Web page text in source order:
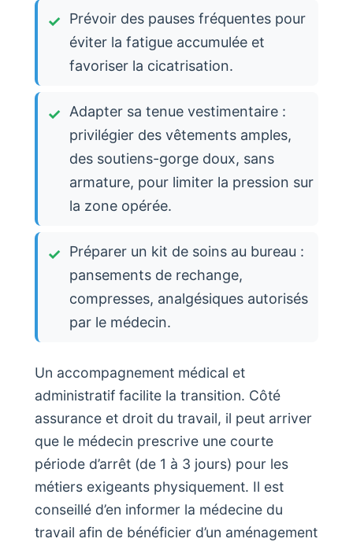
Prévoir des pauses fréquentes pour
éviter la fatigue accumulée et
favoriser la cicatrisation.
Adapter sa tenue vestimentaire :
privilégier des vêtements amples,
des soutiens-gorge doux, sans
armature, pour limiter la pression sur
la zone opérée.
Préparer un kit de soins au bureau :
pansements de rechange,
compresses, analgésiques autorisés
par le médecin.
Un accompagnement médical et
administratif facilite la transition. Côté
assurance et droit du travail, il peut arriver
que le médecin prescrive une courte
période d’arrêt (de 1 à 3 jours) pour les
métiers exigeants physiquement. Il est
conseillé d’en informer la médecine du
travail afin de bénéficier d’un aménagement